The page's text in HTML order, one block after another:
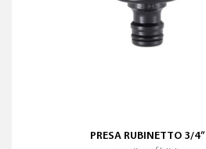
PRESA RUBINETTO 3/4”